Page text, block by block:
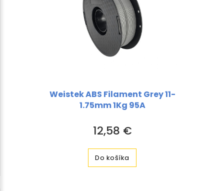
Weistek ABS Filament Grey 11-
1.75mm 1Kg 95A
12,58 €
Do košíka